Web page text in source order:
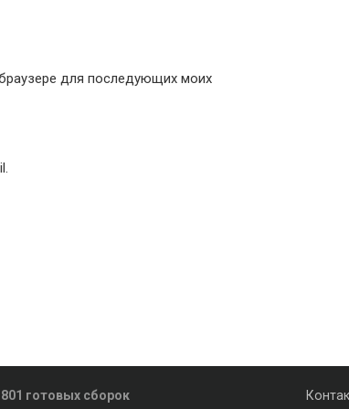
для последующих моих
801 готовых сборок